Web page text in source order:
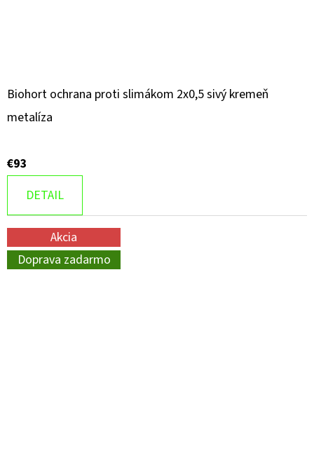
Biohort ochrana proti slimákom 2x0,5 sivý kremeň
metalíza
€93
DETAIL
Akcia
Doprava zadarmo